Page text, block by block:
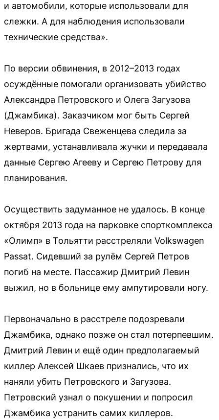
и автомобили, которые использовали для
слежки. А для наблюдения использовали
технические средства».
По версии обвинения, в 2012–2013 годах
осуждённые помогали организовать убийство
Александра Петровского и Олега Загузова
(Джамбика). Заказчиком мог быть Сергей
Неверов. Бригада Свеженцева следила за
жертвами, устанавливала жучки и передавала
данные Сергею Агееву и Сергею Петрову для
планирования.
Осуществить задуманное не удалось. В конце
октября 2013 года на парковке спорткомплекса
«Олимп» в Тольятти расстреляли Volkswagen
Passat. Сидевший за рулём Сергей Петров
погиб на месте. Пассажир Дмитрий Левин
выжил, но в больнице ему ампутировали ногу.
Первоначально в расстреле подозревали
Джамбика, однако позже он стал потерпевшим.
Дмитрий Левин и ещё один предполагаемый
киллер Алексей Шкаев признались, что их
наняли убить Петровского и Загузова.
Петровский узнал о покушении и попросил
Джамбика устранить самих киллеров.